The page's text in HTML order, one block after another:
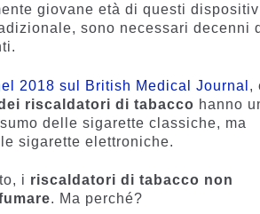
giovane età di questi
sono necessari decenni
2018 sul British Medical Journal ,
riscaldatori di tabacco hanno
delle sigarette classiche, ma
sigarette elettroniche.
i riscaldatori di tabacco non
. Ma perché?